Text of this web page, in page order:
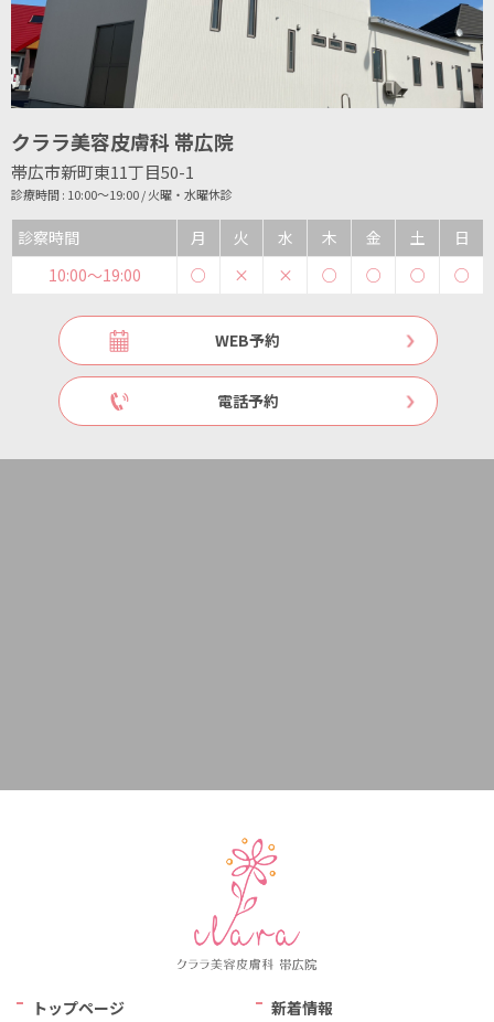
クララ美容皮膚科 帯広院
帯広市新町東11丁目50-1
診療時間 : 10:00～19:00 / 火曜・水曜休診
診察時間 月 火 水 木 金 土
日
10:00〜19:00
○ × × ○ ○ ○ ○
WEB予約
電話予約
トップページ 新着情報